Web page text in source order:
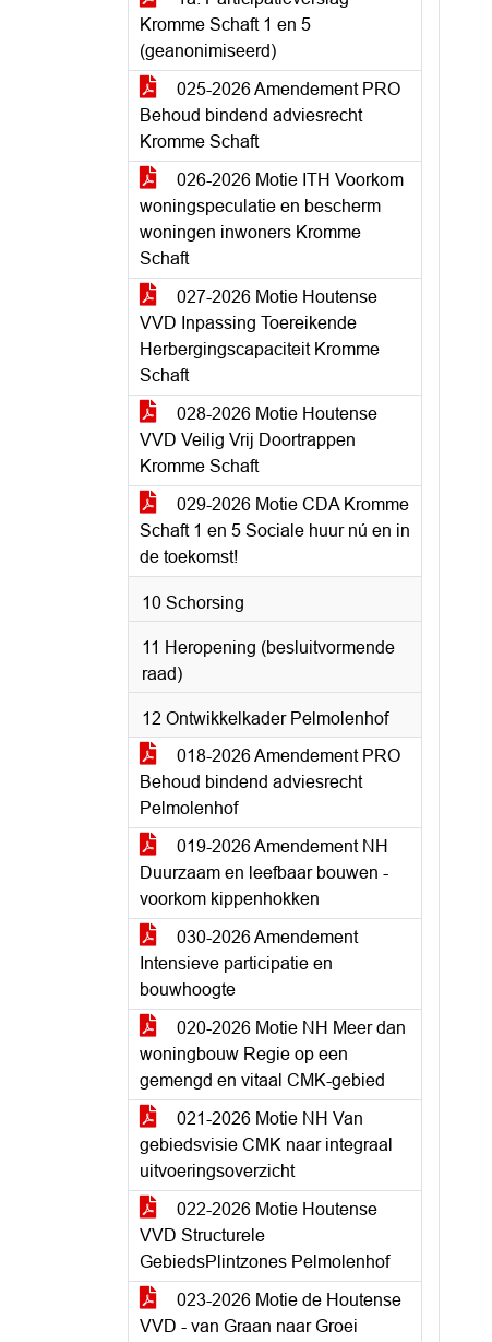
Kromme Schaft 1 en 5
(geanonimiseerd)
025-2026 Amendement PRO
Behoud bindend adviesrecht
Kromme Schaft
026-2026 Motie ITH Voorkom
woningspeculatie en bescherm
woningen inwoners Kromme
Schaft
027-2026 Motie Houtense
VVD Inpassing Toereikende
Herbergingscapaciteit Kromme
Schaft
028-2026 Motie Houtense
VVD Veilig Vrij Doortrappen
Kromme Schaft
029-2026 Motie CDA Kromme
Schaft 1 en 5 Sociale huur nú en in
de toekomst!
10 Schorsing
11 Heropening (besluitvormende
raad)
12 Ontwikkelkader Pelmolenhof
018-2026 Amendement PRO
Behoud bindend adviesrecht
Pelmolenhof
019-2026 Amendement NH
Duurzaam en leefbaar bouwen -
voorkom kippenhokken
030-2026 Amendement
Intensieve participatie en
bouwhoogte
020-2026 Motie NH Meer dan
woningbouw Regie op een
gemengd en vitaal CMK-gebied
021-2026 Motie NH Van
gebiedsvisie CMK naar integraal
uitvoeringsoverzicht
022-2026 Motie Houtense
VVD Structurele
GebiedsPlintzones Pelmolenhof
023-2026 Motie de Houtense
VVD - van Graan naar Groei